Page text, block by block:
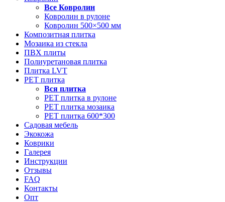
Все Ковролин
Ковролин в рулоне
Ковролин 500×500 мм
Композитная плитка
Мозаика из стекла
ПВХ плиты
Полиуретановая плитка
Плитка LVT
РЕТ плитка
Вся плитка
РЕТ плитка в рулоне
РЕТ плитка мозаика
РЕТ плитка 600*300
Садовая мебель
Экокожа
Коврики
Галерея
Инструкции
Отзывы
FAQ
Контакты
Опт